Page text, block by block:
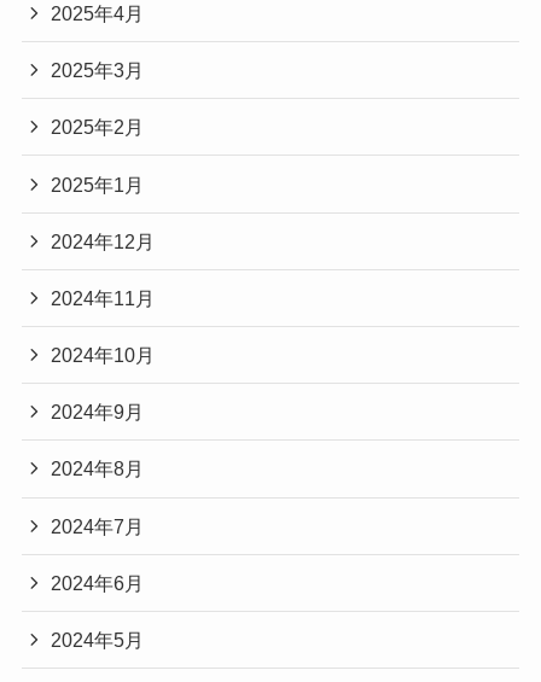
2025年4月
2025年3月
2025年2月
2025年1月
2024年12月
2024年11月
2024年10月
2024年9月
2024年8月
2024年7月
2024年6月
2024年5月